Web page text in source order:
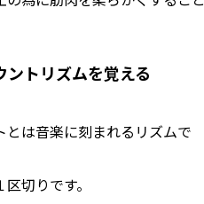
ントリズムを覚える
とは音楽に刻まれるリズムで
切りです。